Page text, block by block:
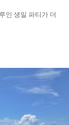
인 생일 파티가 더